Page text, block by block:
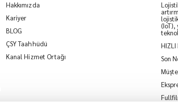
Hakkımızda
Kariyer
BLOG
ÇSY Taahhüdü
Kanal Hizmet Ortağı
(IoT),
HIZLI
Son